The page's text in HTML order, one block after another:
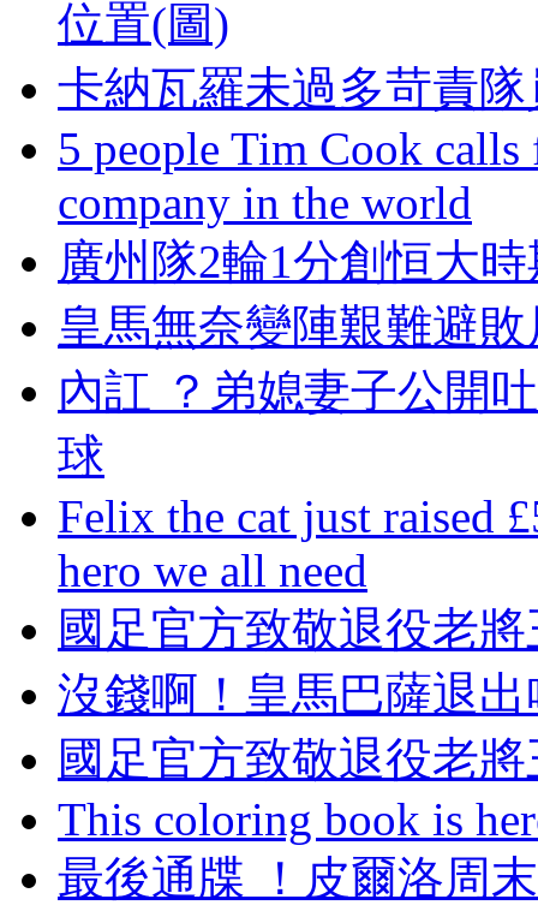
位置(圖)
卡納瓦羅未過多苛責
5 people Tim Cook
company in the world
廣州隊2輪1分創恒大
皇馬無奈變陣艱難避
內訌 ？弟媳妻子公開
球
Felix the cat just raised
hero we all need
國足官方致敬退役老
沒錢啊 ！皇馬巴薩
國足官方致敬退役老
This coloring book is
最後通牒 ！皮爾洛